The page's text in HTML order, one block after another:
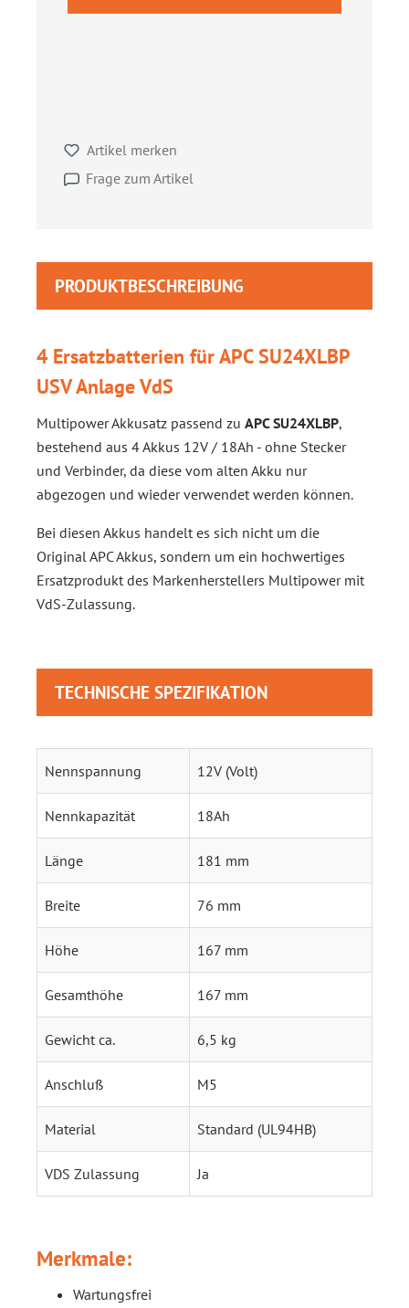
Artikel merken
Frage zum Artikel
PRODUKTBESCHREIBUNG
4 Ersatzbatterien für APC SU24XLBP
USV Anlage VdS
Multipower Akkusatz passend zu APC SU24XLBP,
bestehend aus 4 Akkus 12V / 18Ah - ohne Stecker
und Verbinder, da diese vom alten Akku nur
abgezogen und wieder verwendet werden können.
Bei diesen Akkus handelt es sich nicht um die
Original APC Akkus, sondern um ein hochwertiges
Ersatzprodukt des Markenherstellers Multipower mit
VdS-Zulassung.
TECHNISCHE SPEZIFIKATION
Nennspannung 12V (Volt)
Nennkapazität 18Ah
Länge 181 mm
Breite 76 mm
Höhe 167 mm
Gesamthöhe 167 mm
Gewicht ca. 6,5 kg
Anschluß M5
Material Standard (UL94HB)
VDS Zulassung Ja
Merkmale:
Wartungsfrei